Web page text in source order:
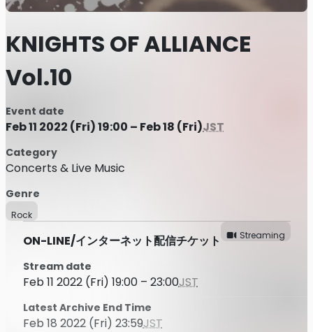
KNIGHTS OF ALLIANCE
Vol.10
Event date
Feb 11 2022 (Fri) 19:00 – Feb 18 (Fri)JST
Category
Concerts & Live Music
Genre
Rock
ON-LINE/インターネット配信チケット Streaming
Stream date
Feb 11 2022 (Fri) 19:00 – 23:00JST
Latest Archive End Time
Feb 18 2022 (Fri) 23:59JST